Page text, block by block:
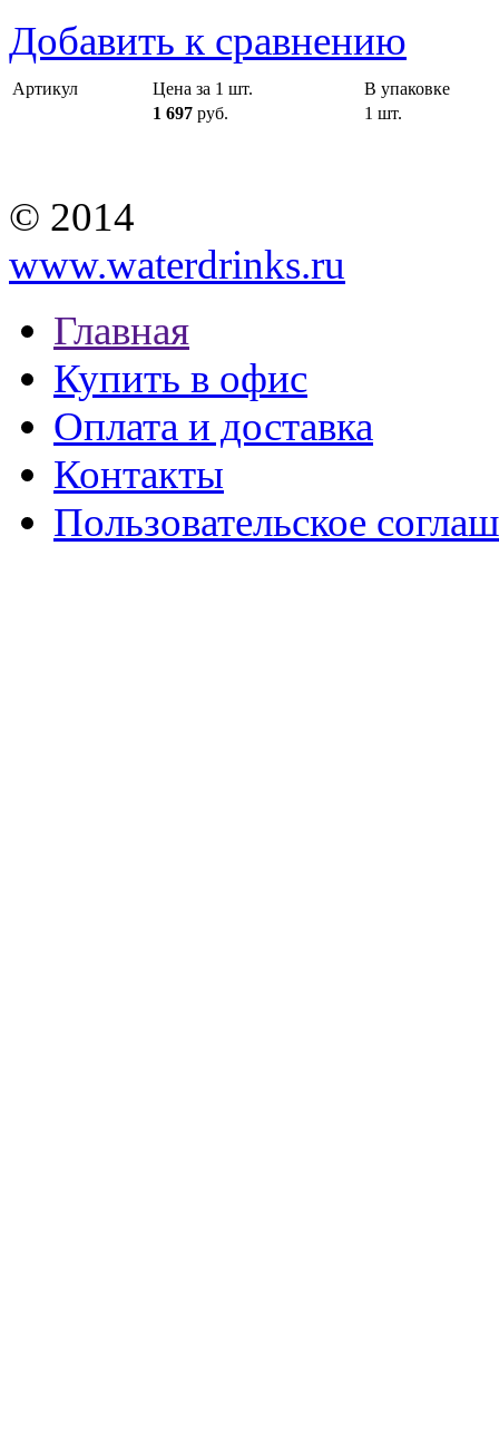
Добавить к сравнению
Артикул Цена за 1 шт.
В упаковке
1 697 руб. 1 шт.
© 2014
www.waterdrinks.ru
Главная
Купить в офис
Оплата и доставка
Контакты
Пользовательское